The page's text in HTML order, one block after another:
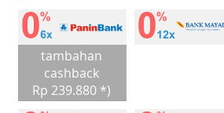
tambahan
cashback
Rp 239.880 *)